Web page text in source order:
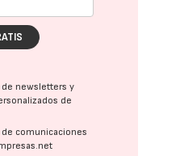
newsletters y
de
comunicaciones